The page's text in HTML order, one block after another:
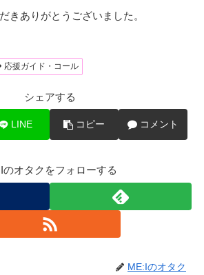
きありがとうございました。
応援ガイド・コール
シェアする
LINE コピー コメント
のオタクをフォローする
ME:Iのオタク